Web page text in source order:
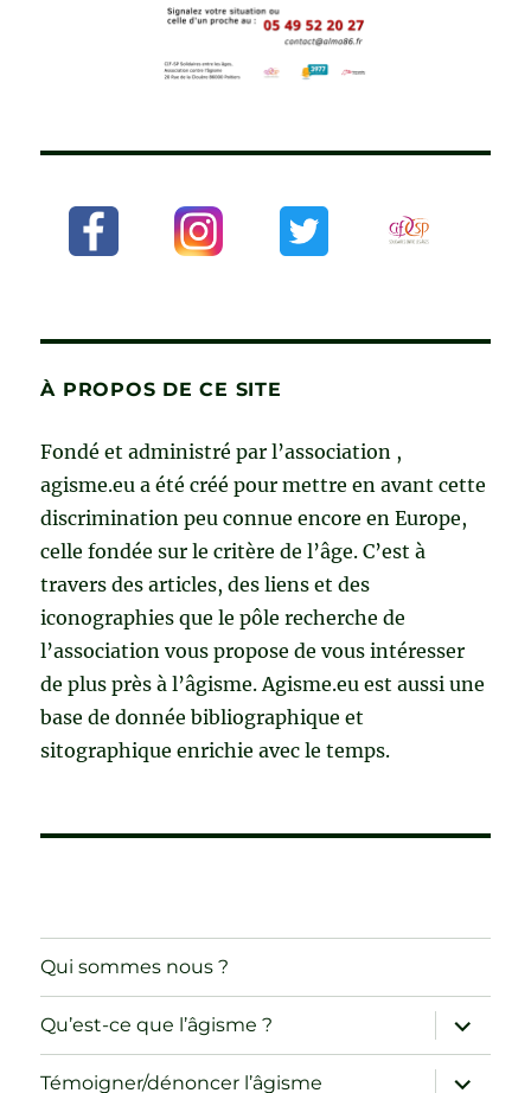
À PROPOS DE CE SITE
Fondé et administré par l’association ,
agisme.eu a été créé pour mettre en avant cette
discrimination peu connue encore en Europe,
celle fondée sur le critère de l’âge. C’est à
travers des articles, des liens et des
iconographies que le pôle recherche de
l’association vous propose de vous intéresser
de plus près à l’âgisme. Agisme.eu est aussi une
base de donnée bibliographique et
sitographique enrichie avec le temps.
Qui sommes nous ?
Qu’est-ce que l’âgisme ?
ouvrir
le
sous-
menu
Témoigner/dénoncer l’âgisme
ouvrir